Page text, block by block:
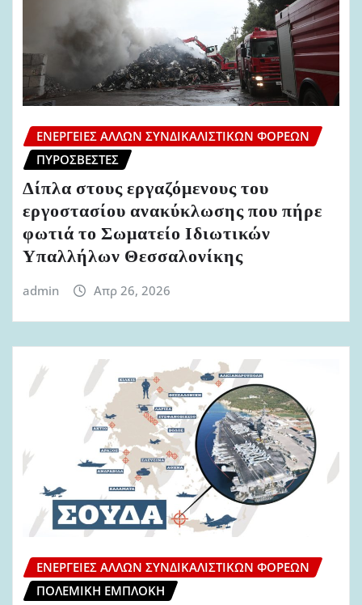
ΕΝΈΡΓΕΙΕΣ ΆΛΛΩΝ ΣΥΝΔΙΚΑΛΙΣΤΙΚΏΝ ΦΟΡΈΩΝ
ΠΥΡΟΣΒΈΣΤΕΣ
Δίπλα στους εργαζόμενους του
εργοστασίου ανακύκλωσης που πήρε
φωτιά το Σωματείο Ιδιωτικών
Υπαλλήλων Θεσσαλονίκης
admin Απρ 26, 2026
ΕΝΈΡΓΕΙΕΣ ΆΛΛΩΝ ΣΥΝΔΙΚΑΛΙΣΤΙΚΏΝ ΦΟΡΈΩΝ
ΠΟΛΕΜΙΚΉ ΕΜΠΛΟΚΉ